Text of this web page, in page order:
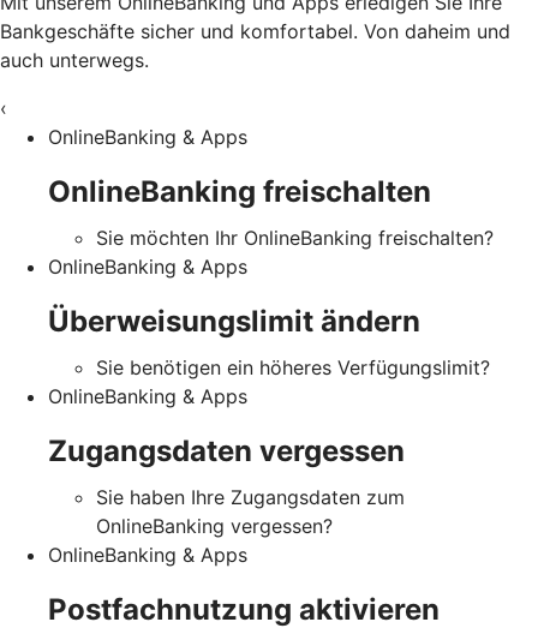
Bankgeschäfte sicher und komfortabel. Von daheim und
auch unterwegs.
‹
OnlineBanking & Apps
OnlineBanking freischalten
Sie möchten Ihr OnlineBanking freischalten?
OnlineBanking & Apps
Überweisungslimit ändern
Sie benötigen ein höheres Verfügungslimit?
OnlineBanking & Apps
Zugangsdaten vergessen
Sie haben Ihre Zugangsdaten zum
OnlineBanking vergessen?
OnlineBanking & Apps
Postfachnutzung aktivieren